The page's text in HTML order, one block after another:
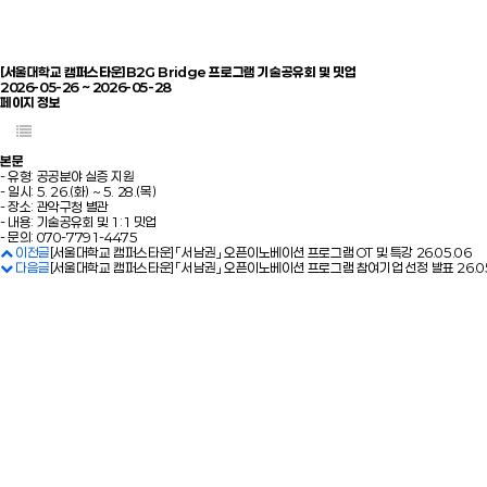
[서울대학교 캠퍼스타운]B2G Bridge 프로그램 기술공유회 및 밋업
2026-05-26 ~ 2026-05-28
페이지 정보
본문
- 유형: 공공분야 실증 지원
- 일시: 5. 26.(화) ~ 5. 28.(목)
- 장소: 관악구청 별관
- 내용: 기술공유회 및 1:1 밋업
- 문의: 070-7791-4475
이전글 [서울대학교 캠퍼스타운] 「서남권」 오픈이노베이션 프로그램 OT 및 특강 26.05.06
다음글 [서울대학교 캠퍼스타운] 「서남권」 오픈이노베이션 프로그램 참여기업 선정 발표